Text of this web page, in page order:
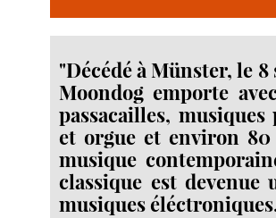
"Décédé à Münster, le 8
Moondog emporte
passacailles,
et orgue et environ
musique
classique est devenue
musiques